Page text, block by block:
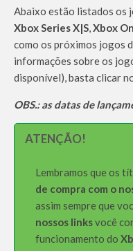
Abaixo estão listados os
Xbox Series X|S,Xbox
como os próximos jogos
informações sobre os
disponível), basta clicar
OBS.: as datas de
ATENÇÃO!
Lembramos que os
de compra com o
assim sempre que
nossos linksvocê
funcionamento do